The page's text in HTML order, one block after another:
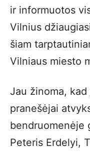
ir informuotos
Vilnius
šiam
Vilniaus miesto
Jau žinoma,
pranešėjai
bendruomenėje
Peteris Erdelyi,